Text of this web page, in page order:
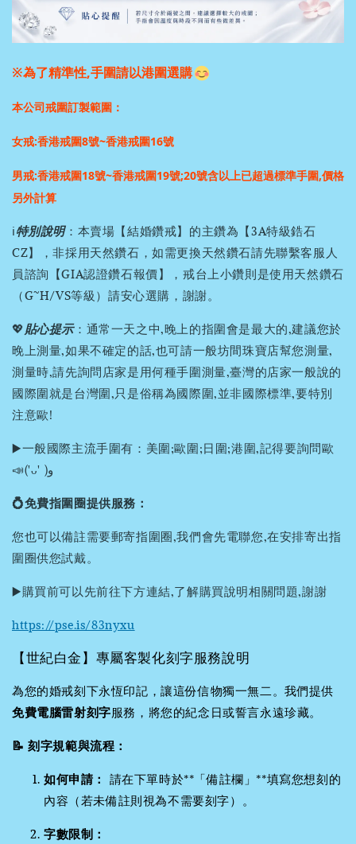
※為了精準性,手圍請以港圍選購
本公司戒圍訂製範圍：
女戒:香港戒圍8號~香港戒圍16號
男戒:香港戒圍18號~香港戒圍19號;20號含以上已超過標準手圍,價格
另外計算
ℹ️特別說明：本賣場【結婚鑽戒】的主鑽為【3A特級鋯石
CZ】，非採用天然鑽石，如需更換天然鑽石請先聯繫客服人
員諮詢【GIA認證鑽石報價】，戒台上小鑽則是使用天然鑽石
（G~H/VS等級）請安心選購，謝謝。
💖貼心提示：通常一天之中,晚上的指圍會是最大的,建議您於
晚上測量,如果不確定的話,也可請一般坊間珠寶店幫您測量,
測量時,請先詢問店家是用何種手圍測量,臺灣的店家一般說的
國際圍就是台灣圍,只是俗稱為國際圍,並非國際標準,要特別
注意歐!
▶️一般國際主流手圍有：美圍;歐圍;日圍;港圍,記得要詢問歐
📣('ᴗ' )و
💍免費指圍圈提供服務：
您也可以備註需要郵寄指圍圈,我們會先電聯您,在安排寄出指
圍圈供您試戴。
▶️購買前可以先前往下方連結,了解購買說明相關問題,謝謝
https://pse.is/83nyxu
【世紀白金】專屬客製化刻字服務說明
為您的婚戒刻下永恆印記，讓這份信物獨一無二。我們提供
免費電腦雷射刻字服務，將您的紀念日或誓言永遠珍藏。
📝 刻字規範與流程：
如何申請： 請在下單時於**「備註欄」**填寫您想刻的
內容（若未備註則視為不需要刻字）。
字數限制：